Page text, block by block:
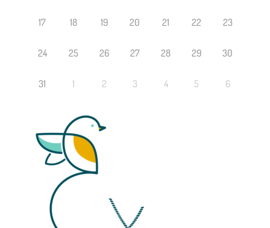
17 18 19 20 21 22 23
24 25 26 27 28 29 30
31 1 2 3 4 5 6